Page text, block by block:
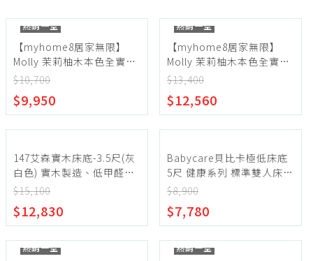
熱銷一空
【myhome8居家無限】
Molly 茉莉柚木本色全實木
床底 3.5尺
$10,700
$9,950
熱銷一空
【myhome8居家無限】
Molly 茉莉柚木本色全實木
床底 5尺
$13,400
$12,560
147艾森實木床底-3.5尺(灰
白色) 實木製造、低甲醛、
單人加大、單人床架
$15,100
$12,830
Babycare貝比卡極低床底
5尺 健康系列 標準雙人床、
雙人床架、雙人床台
$8,900
$7,780
熱銷一空 熱銷一空